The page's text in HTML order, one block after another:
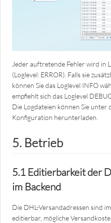
Jeder auftretende Fehler wird in
(Loglevel: ERROR). Falls sie
können Sie das Loglevel INFO
empfiehlt sich das Loglevel
Die Logdateien können Sie
Konfiguration herunterladen.
5. Betrieb
5.1 Editierbarkeit der
im Backend
Die DHL-Versandadressen sind
editierbar, mögliche